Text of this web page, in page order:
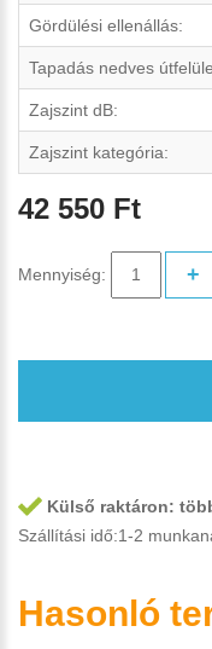
Gördülési ellenállás:
Tapadás nedves
Zajszint dB:
Zajszint kategória:
42 550 Ft
Mennyiség: +
Külső raktáron:
Szállítási idő:1-2
Hasonló